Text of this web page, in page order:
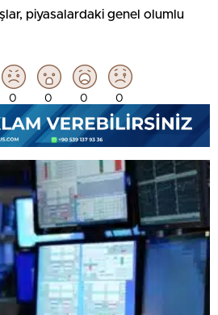
piyasalardaki genel olumlu
0 0 0 0